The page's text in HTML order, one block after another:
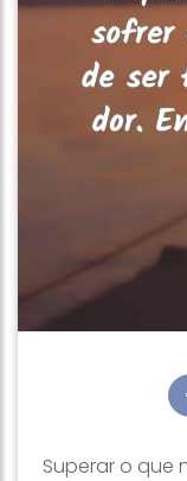
Superar o que